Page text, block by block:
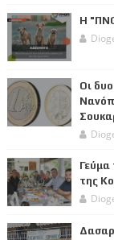
Η
Οι
Γεύμα
της